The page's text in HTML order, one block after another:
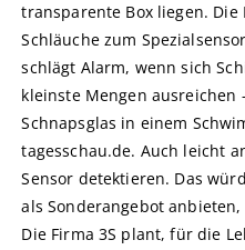
transparente Box liegen.
Schläuche zum
schlägt Alarm, wenn sich
kleinste Mengen ausreichen
Schnapsglas in einem
tagesschau.de. Auch leicht
Sensor detektieren. Das
als Sonderangebot
Die Firma 3S plant, für die